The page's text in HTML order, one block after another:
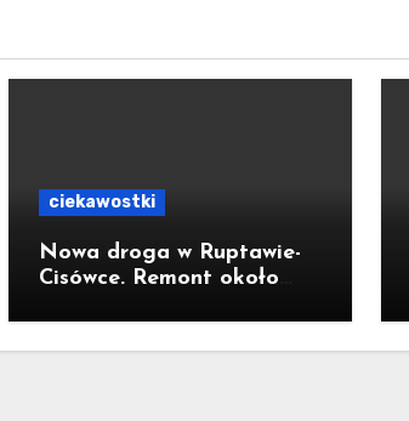
ciekawostki
Nowa droga w Ruptawie-
Cisówce. Remont około
ul. Traugutta kosztował
pół miliona złotych